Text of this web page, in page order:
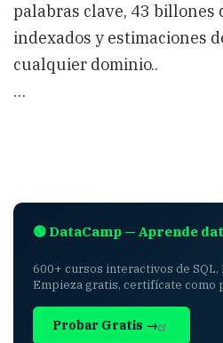
palabras clave, 43 billones
indexados y estimaciones
cualquier dominio..
…
🟢 DataCamp — Aprende
600+ cursos interactivos de SQL,
Empieza gratis, certifícate como
Probar Gratis →